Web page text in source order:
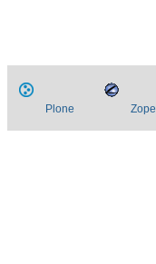
Plone Zope